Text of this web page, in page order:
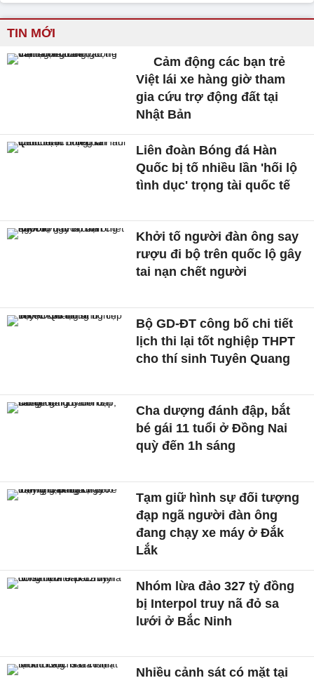
TIN MỚI
Cảm động các bạn trẻ
Việt lái xe hàng giờ tham
gia cứu trợ động đất tại
Nhật Bản
Liên đoàn Bóng đá Hàn
Quốc bị tố nhiều lần 'hối lộ
tình dục' trọng tài quốc tế
Khởi tố người đàn ông say
rượu đi bộ trên quốc lộ gây
tai nạn chết người
Bộ GD-ĐT công bố chi tiết
lịch thi lại tốt nghiệp THPT
cho thí sinh Tuyên Quang
Cha dượng đánh đập, bắt
bé gái 11 tuổi ở Đồng Nai
quỳ đến 1h sáng
Tạm giữ hình sự đối tượng
đạp ngã người đàn ông
đang chạy xe máy ở Đắk
Lắk
Nhóm lừa đảo 327 tỷ đồng
bị Interpol truy nã đỏ sa
lưới ở Bắc Ninh
Nhiều cảnh sát có mặt tại